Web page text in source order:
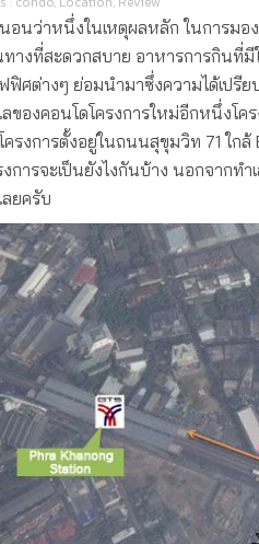
อนว่าหนึ่งในเหตุผลหลัก ในการมอ
ทางที่สะดวกสบาย อาหารการกินที่
ฟิศต่างๆ ย่อมนำมาซึ่งความได้เปรี
ลของคอนโดโครงการใหม่อีกหนึ่งโค
ครงการตั้งอยู่ในถนนสุขุมวิท 71 ใก
งการจะเป็นยังไงกันบ้าง นอกจากท
ลยครับ